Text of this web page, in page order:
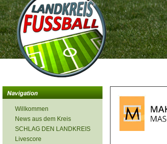
Willkommen
News aus dem Kreis
SCHLAG DEN LANDKREIS
Livescore